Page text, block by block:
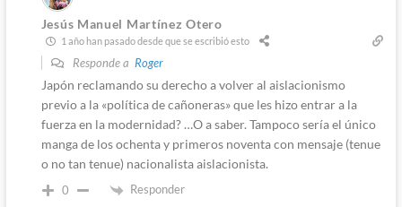
Jesús Manuel Martínez Otero
1 año han pasado desde que se escribió esto
Responde a Roger
Japón reclamando su derecho a volver al aislacionismo
previo a la «política de cañoneras» que les hizo entrar a la
fuerza en la modernidad? …O a saber. Tampoco sería el único
manga de los ochenta y primeros noventa con mensaje (tenue
o no tan tenue) nacionalista aislacionista.
0 Responder